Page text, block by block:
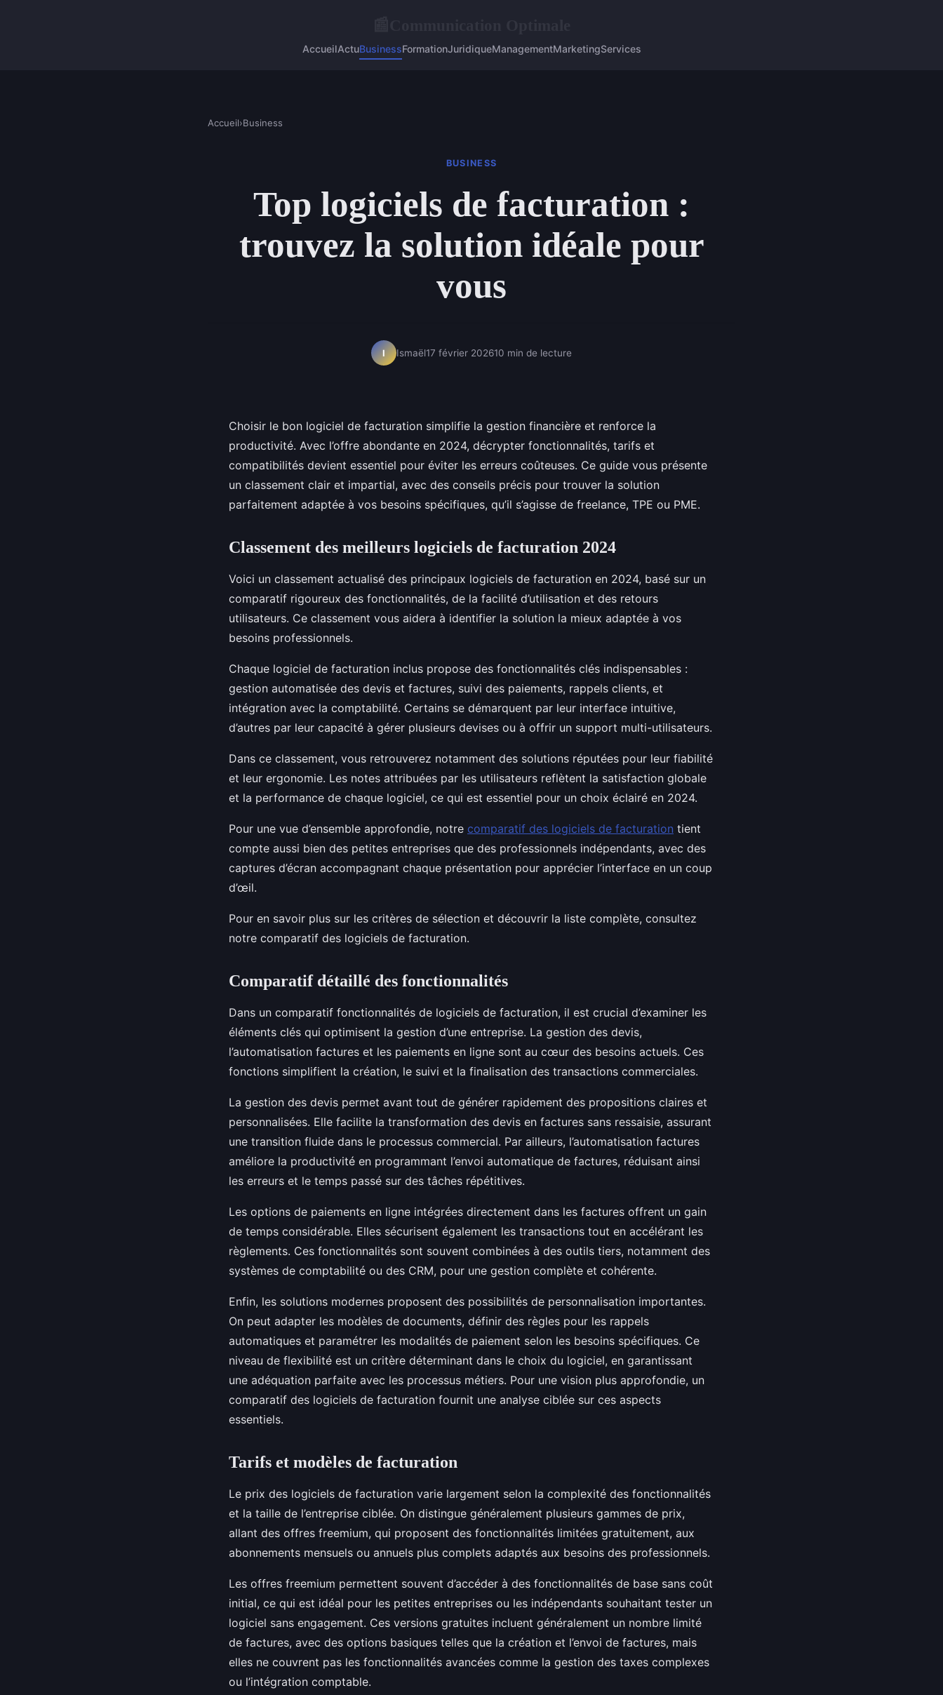
AccueilActuBusinessFormationJuridiqueManagementMarketingServices
Accueil›Business
BUSINESS
Top logiciels de facturation :
trouvez la solution idéale pour
vous
I Ismaël17 février 202610 min de lecture
Choisir le bon logiciel de facturation simplifie la gestion financière et renforce la
productivité. Avec l’offre abondante en 2024, décrypter fonctionnalités, tarifs et
compatibilités devient essentiel pour éviter les erreurs coûteuses. Ce guide vous présente
un classement clair et impartial, avec des conseils précis pour trouver la solution
parfaitement adaptée à vos besoins spécifiques, qu’il s’agisse de freelance, TPE ou PME.
Classement des meilleurs logiciels de facturation 2024
Voici un classement actualisé des principaux logiciels de facturation en 2024, basé sur un
comparatif rigoureux des fonctionnalités, de la facilité d’utilisation et des retours
utilisateurs. Ce classement vous aidera à identifier la solution la mieux adaptée à vos
besoins professionnels.
Chaque logiciel de facturation inclus propose des fonctionnalités clés indispensables :
gestion automatisée des devis et factures, suivi des paiements, rappels clients, et
intégration avec la comptabilité. Certains se démarquent par leur interface intuitive,
d’autres par leur capacité à gérer plusieurs devises ou à offrir un support multi-utilisateurs.
Dans ce classement, vous retrouverez notamment des solutions réputées pour leur fiabilité
et leur ergonomie. Les notes attribuées par les utilisateurs reflètent la satisfaction globale
et la performance de chaque logiciel, ce qui est essentiel pour un choix éclairé en 2024.
Pour une vue d’ensemble approfondie, notre comparatif des logiciels de facturation tient
compte aussi bien des petites entreprises que des professionnels indépendants, avec des
captures d’écran accompagnant chaque présentation pour apprécier l’interface en un coup
d’œil.
Pour en savoir plus sur les critères de sélection et découvrir la liste complète, consultez
notre comparatif des logiciels de facturation.
Comparatif détaillé des fonctionnalités
Dans un comparatif fonctionnalités de logiciels de facturation, il est crucial d’examiner les
éléments clés qui optimisent la gestion d’une entreprise. La gestion des devis,
l’automatisation factures et les paiements en ligne sont au cœur des besoins actuels. Ces
fonctions simplifient la création, le suivi et la finalisation des transactions commerciales.
La gestion des devis permet avant tout de générer rapidement des propositions claires et
personnalisées. Elle facilite la transformation des devis en factures sans ressaisie, assurant
une transition fluide dans le processus commercial. Par ailleurs, l’automatisation factures
améliore la productivité en programmant l’envoi automatique de factures, réduisant ainsi
les erreurs et le temps passé sur des tâches répétitives.
Les options de paiements en ligne intégrées directement dans les factures offrent un gain
de temps considérable. Elles sécurisent également les transactions tout en accélérant les
règlements. Ces fonctionnalités sont souvent combinées à des outils tiers, notamment des
systèmes de comptabilité ou des CRM, pour une gestion complète et cohérente.
Enfin, les solutions modernes proposent des possibilités de personnalisation importantes.
On peut adapter les modèles de documents, définir des règles pour les rappels
automatiques et paramétrer les modalités de paiement selon les besoins spécifiques. Ce
niveau de flexibilité est un critère déterminant dans le choix du logiciel, en garantissant
une adéquation parfaite avec les processus métiers. Pour une vision plus approfondie, un
comparatif des logiciels de facturation fournit une analyse ciblée sur ces aspects
essentiels.
Tarifs et modèles de facturation
Le prix des logiciels de facturation varie largement selon la complexité des fonctionnalités
et la taille de l’entreprise ciblée. On distingue généralement plusieurs gammes de prix,
allant des offres freemium, qui proposent des fonctionnalités limitées gratuitement, aux
abonnements mensuels ou annuels plus complets adaptés aux besoins des professionnels.
Les offres freemium permettent souvent d’accéder à des fonctionnalités de base sans coût
initial, ce qui est idéal pour les petites entreprises ou les indépendants souhaitant tester un
logiciel sans engagement. Ces versions gratuites incluent généralement un nombre limité
de factures, avec des options basiques telles que la création et l’envoi de factures, mais
elles ne couvrent pas les fonctionnalités avancées comme la gestion des taxes complexes
ou l’intégration comptable.